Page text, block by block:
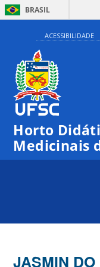
BRASIL
ACESSIBILIDADE
Horto
Medicinais
JASMIN